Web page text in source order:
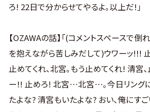
裏切ってな｡お前の裏切りなんかどうでも
ートナーだったから俺から離れられなく
好きなのか? 俺のこと｡だから俺の試合に
出しに来たのか? お前の気持ちはわかん
俺はお前がどういう気持ちであっても
AMAKUSAに本気で勝って､一気にノア